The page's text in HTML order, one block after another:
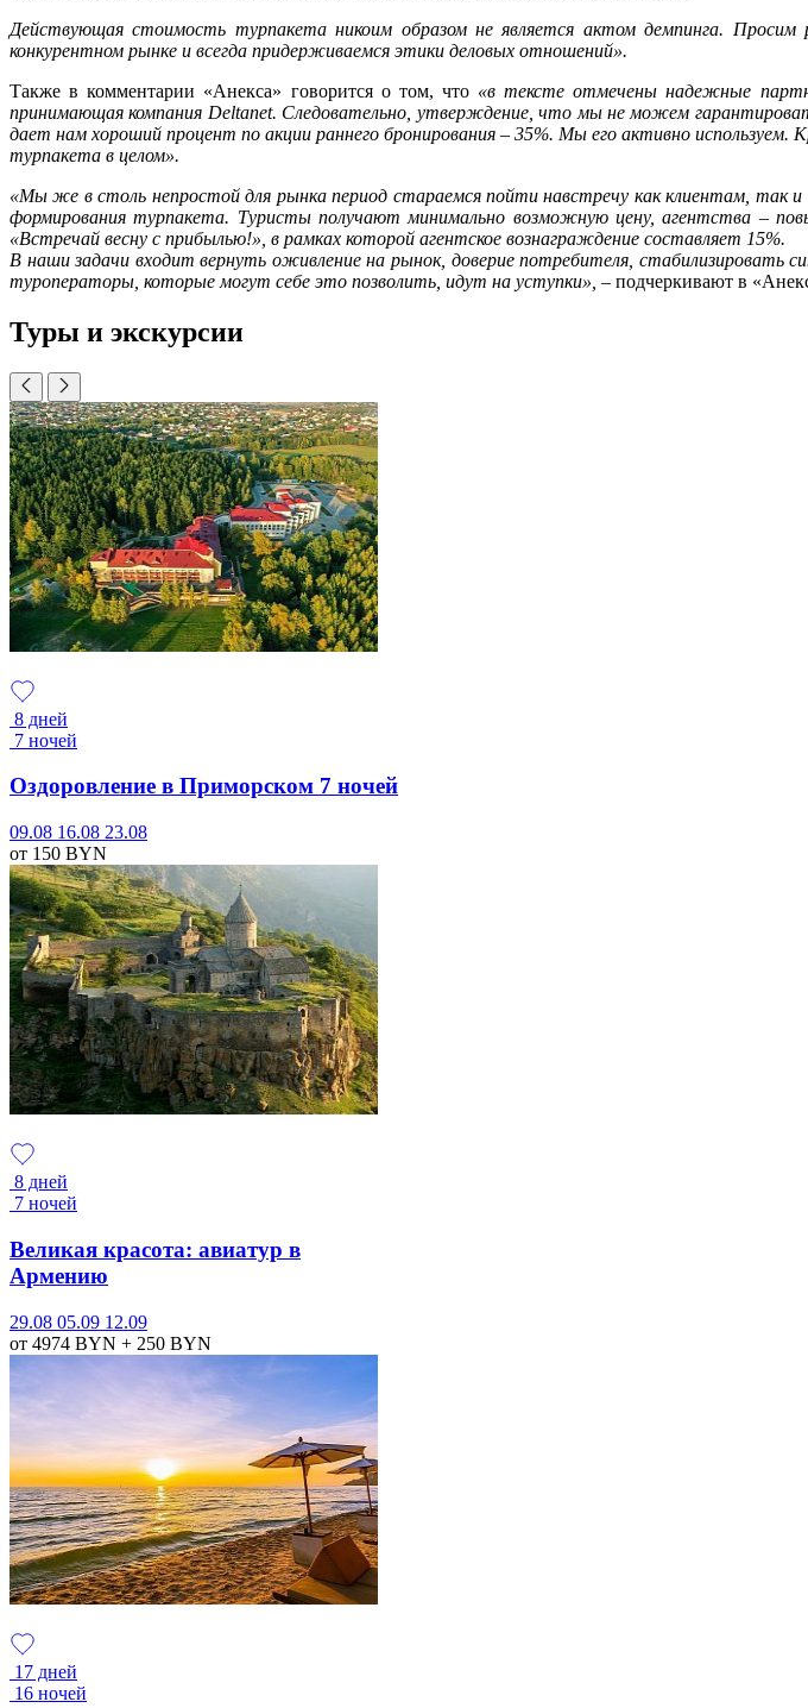
Действующая стоимость турпакета никоим образом не является актом демпинга.
конкурентном рынке и всегда придерживаемся этики деловых отношений».
Также в комментарии «Анекса» говорится о том, что «в тексте отмечены надежные
принимающая компания Deltanet. Следовательно, утверждение, что мы не можем
дает нам хороший процент по акции раннего бронирования – 35%. Мы его активно используем.
турпакета в целом».
«Мы же в столь непростой для рынка период стараемся пойти навстречу как клиентам, так
формирования турпакета. Туристы получают минимально возможную цену, агентства –
«Встречай весну с прибылью!», в рамках которой агентское вознаграждение составляет 15%.
В наши задачи входит вернуть оживление на рынок, доверие потребителя, стабилизировать
туроператоры, которые могут себе это позволить, идут на уступки», – подчеркивают в
Туры и экскурсии
8 дней
7 ночей
Оздоровление в Приморском 7 ночей
09.08 16.08 23.08
от 150 BYN
8 дней
7 ночей
Великая красота: авиатур в
Армению
29.08 05.09 12.09
от 4974 BYN + 250 BYN
17 дней
16 ночей